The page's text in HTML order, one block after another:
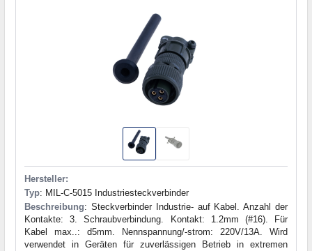
Hersteller:
Typ: MIL-C-5015 Industriesteckverbinder
Beschreibung: Steckverbinder Industrie- auf Kabel. Anzahl der
Kontakte: 3. Schraubverbindung. Kontakt: 1.2mm (#16). Für
Kabel max..: d5mm. Nennspannung/-strom: 220V/13A. Wird
verwendet in Geräten für zuverlässigen Betrieb in extremen